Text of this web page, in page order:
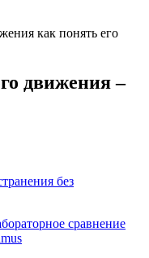
движения –
без
сравнение